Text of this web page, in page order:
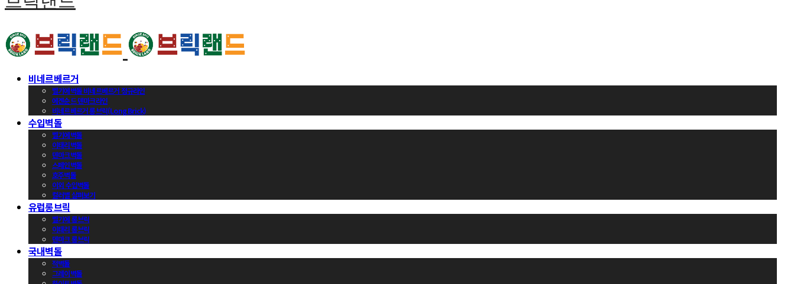
비네르베르거
벨기에벽돌 비네르베르거 정규라인
에겐순드 덴마크라인
비네르베르거 롱브릭(Long Brick)
수입벽돌
벨기에벽돌
이태리벽돌
덴마크벽돌
스페인벽돌
호주벽돌
이외 수입벽돌
컬러별 살펴보기
유럽롱브릭
벨기에 롱브릭
이태리 롱브릭
덴마크 롱브릭
국내벽돌
적벽돌
그레이벽돌